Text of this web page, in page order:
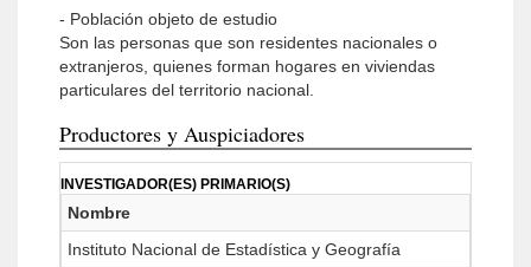
- Población objeto de estudio
Son las personas que son residentes nacionales o
extranjeros, quienes forman hogares en viviendas
particulares del territorio nacional.
Productores y Auspiciadores
INVESTIGADOR(ES) PRIMARIO(S)
Nombre
Instituto Nacional de Estadística y Geografía